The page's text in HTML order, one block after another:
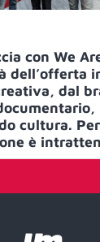
con We
dell’offerta
dal
cultura.
è
Client